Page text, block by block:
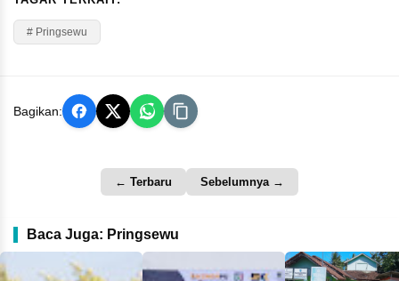
# Pringsewu
Bagikan:
← Terbaru Sebelumnya →
Baca Juga: Pringsewu